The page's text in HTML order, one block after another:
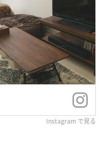
Instagram で見る